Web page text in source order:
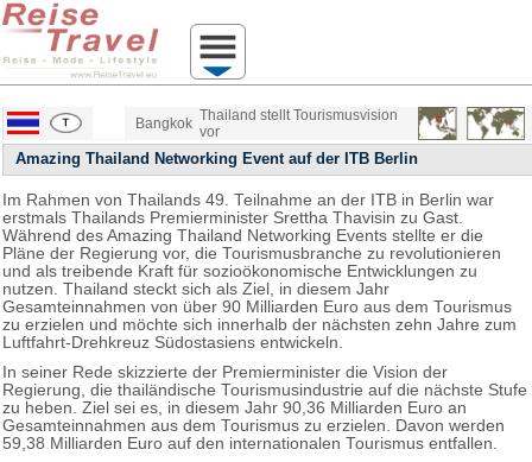
Bangkok Thailand stellt Tourismusvision
vor
Amazing Thailand Networking Event auf der ITB Berlin
Im Rahmen von Thailands 49. Teilnahme an der ITB in Berlin war
erstmals Thailands Premierminister Srettha Thavisin zu Gast.
Während des Amazing Thailand Networking Events stellte er die
Pläne der Regierung vor, die Tourismusbranche zu revolutionieren
und als treibende Kraft für sozioökonomische Entwicklungen zu
nutzen. Thailand steckt sich als Ziel, in diesem Jahr
Gesamteinnahmen von über 90 Milliarden Euro aus dem Tourismus
zu erzielen und möchte sich innerhalb der nächsten zehn Jahre zum
Luftfahrt-Drehkreuz Südostasiens entwickeln.
In seiner Rede skizzierte der Premierminister die Vision der
Regierung, die thailändische Tourismusindustrie auf die nächste Stufe
zu heben. Ziel sei es, in diesem Jahr 90,36 Milliarden Euro an
Gesamteinnahmen aus dem Tourismus zu erzielen. Davon werden
59,38 Milliarden Euro auf den internationalen Tourismus entfallen.